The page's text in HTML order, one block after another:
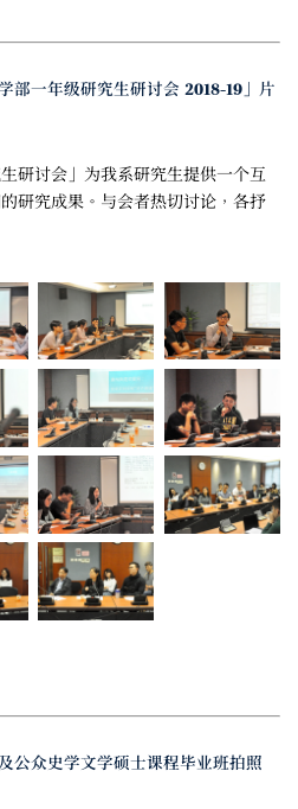
部一年级研究生研讨会 2018-19」片
研讨会」为我系研究生提供一个互
研究成果。与会者热切讨论，各抒
公众史学文学硕士课程毕业班拍照